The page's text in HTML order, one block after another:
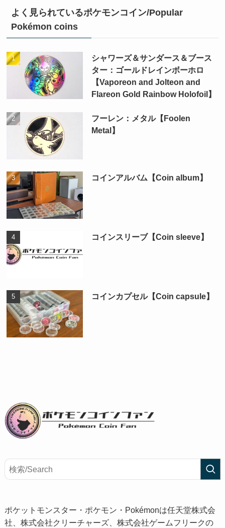
よく見られているポケモンコイン/Popular
Pokémon coins
シャワーズ＆サンダース＆ブース
ター：ゴールドレインボーホロ
【Vaporeon and Jolteon and
Flareon Gold Rainbow Holofoil】
フーレン：メタル【Foolen
Metal】
コインアルバム【Coin album】
コインスリーブ【Coin sleeve】
コインカプセル【Coin capsule】
ポケットモンスター・ポケモン・Pokémonは任天堂株式会
社、株式会社クリーチャーズ、株式会社ゲームフリークの